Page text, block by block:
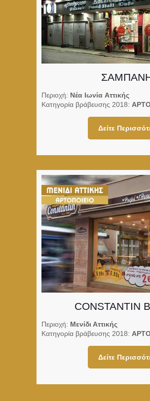
Περιοχή: Νέα Ιωνία Αττικής
Κατηγορία βράβευσης 2018:
Δείτε
CONSTANTIN
Περιοχή: Μενίδι Αττικής
Κατηγορία βράβευσης 2018:
Δείτε